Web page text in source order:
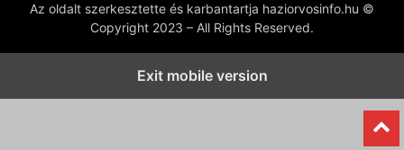
Az oldalt szerkesztette és karbantartja haziorvosinfo.hu ©
Copyright 2023 – All Rights Reserved.
Exit mobile version